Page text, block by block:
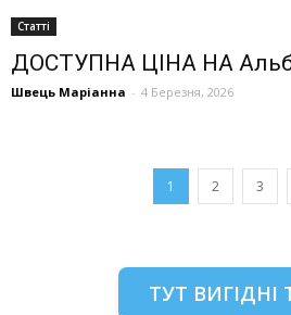
Статті
ДОСТУПНА ЦІНА НА
Швець Маріанна - 4 Березня, 2026
1 2 3
ТУТ ВИГІДНІ